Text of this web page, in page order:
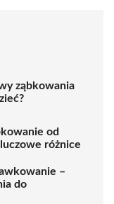
ząbkowania
od
różnice
–
do